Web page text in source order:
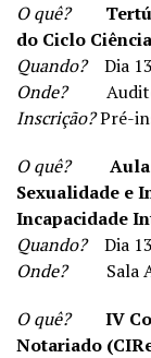
O quê?
do Ciclo
Quando?Dia 13
Onde?Auditório
Inscrição?Pré-
O quê?
Sexualidade e
Incapacidade
Quando?Dia 13
Onde?Sala
O quê?
IV
Notariado